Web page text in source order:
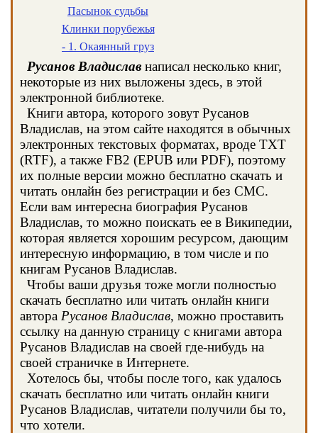
Пасынок судьбы
Клинки порубежья
- 1. Окаянный груз
Русанов Владислав написал несколько книг,
некоторые из них выложены здесь, в этой
электронной библиотеке.
Книги автора, которого зовут Русанов
Владислав, на этом сайте находятся в обычных
электронных текстовых форматах, вроде TXT
(RTF), а также FB2 (EPUB или PDF), поэтому
их полные версии можно бесплатно скачать и
читать онлайн без регистрации и без СМС.
Если вам интересна биография Русанов
Владислав, то можно поискать ее в Википедии,
которая является хорошим ресурсом, дающим
интересную информацию, в том числе и по
книгам Русанов Владислав.
Чтобы ваши друзья тоже могли полностью
скачать бесплатно или читать онлайн книги
автора Русанов Владислав, можно проставить
ссылку на данную страницу с книгами автора
Русанов Владислав на своей где-нибудь на
своей страничке в Интернете.
Хотелось бы, чтобы после того, как удалось
скачать бесплатно или читать онлайн книги
Русанов Владислав, читатели получили бы то,
что хотели.